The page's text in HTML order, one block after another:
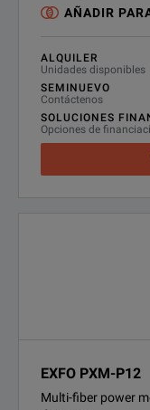
AÑADIR
ALQUILER
Unidades disponibles
SEMINUEVO
Contáctenos
SOLUCIONES
Opciones de
EXFO PXM-P12
Multi-fiber power